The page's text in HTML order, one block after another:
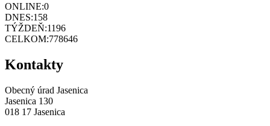
ONLINE:0
DNES:158
TÝŽDEŇ:1196
CELKOM:778646
Kontakty
Obecný úrad Jasenica
Jasenica 130
018 17 Jasenica